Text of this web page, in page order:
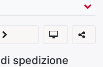
spedizione